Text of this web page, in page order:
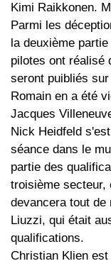
Kimi Raikkonen.
Parmi les
la deuxième
pilotes ont réalisé
seront puibliés
Romain en a été
Jacques
Nick Heidfeld
séance dans le
partie des
troisième secteur,
devancera tout de
Liuzzi, qui était
qualifications.
Christian Klien